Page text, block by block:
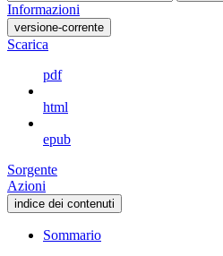
Informazioni
versione-corrente
Scarica
pdf
html
epub
Sorgente
Azioni
indice dei contenuti
Sommario